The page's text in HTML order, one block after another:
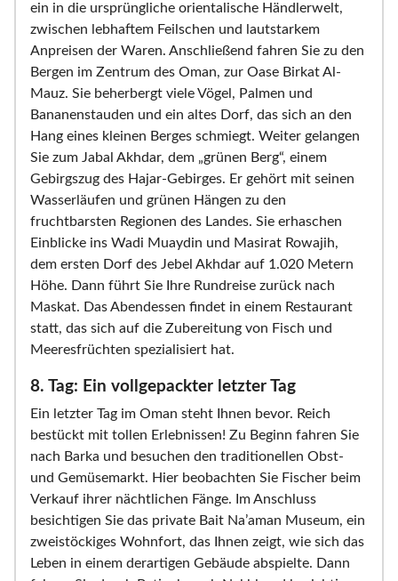
ein in die ursprüngliche orientalische Händlerwelt,
zwischen lebhaftem Feilschen und lautstarkem
Anpreisen der Waren. Anschließend fahren Sie zu den
Bergen im Zentrum des Oman, zur Oase Birkat Al-
Mauz. Sie beherbergt viele Vögel, Palmen und
Bananenstauden und ein altes Dorf, das sich an den
Hang eines kleinen Berges schmiegt. Weiter gelangen
Sie zum Jabal Akhdar, dem „grünen Berg“, einem
Gebirgszug des Hajar-Gebirges. Er gehört mit seinen
Wasserläufen und grünen Hängen zu den
fruchtbarsten Regionen des Landes. Sie erhaschen
Einblicke ins Wadi Muaydin und Masirat Rowajih,
dem ersten Dorf des Jebel Akhdar auf 1.020 Metern
Höhe. Dann führt Sie Ihre Rundreise zurück nach
Maskat. Das Abendessen findet in einem Restaurant
statt, das sich auf die Zubereitung von Fisch und
Meeresfrüchten spezialisiert hat.
8. Tag: Ein vollgepackter letzter Tag
Ein letzter Tag im Oman steht Ihnen bevor. Reich
bestückt mit tollen Erlebnissen! Zu Beginn fahren Sie
nach Barka und besuchen den traditionellen Obst-
und Gemüsemarkt. Hier beobachten Sie Fischer beim
Verkauf ihrer nächtlichen Fänge. Im Anschluss
besichtigen Sie das private Bait Na’aman Museum, ein
zweistöckiges Wohnfort, das Ihnen zeigt, wie sich das
Leben in einem derartigen Gebäude abspielte. Dann